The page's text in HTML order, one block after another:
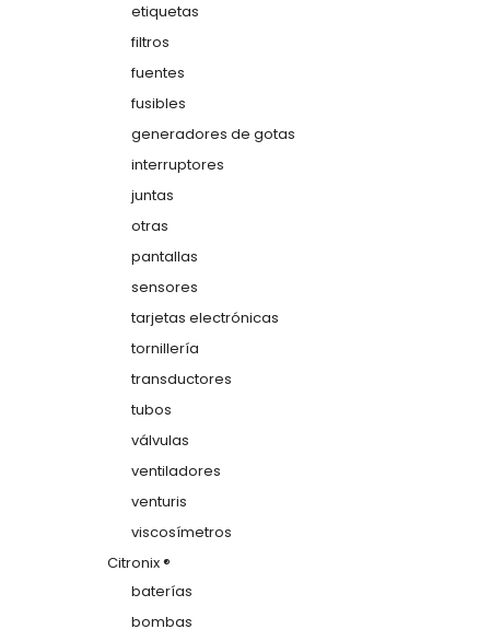
etiquetas
filtros
fuentes
fusibles
generadores de gotas
interruptores
juntas
otras
pantallas
sensores
tarjetas electrónicas
tornillería
transductores
tubos
válvulas
ventiladores
venturis
viscosímetros
Citronix ®
baterías
bombas